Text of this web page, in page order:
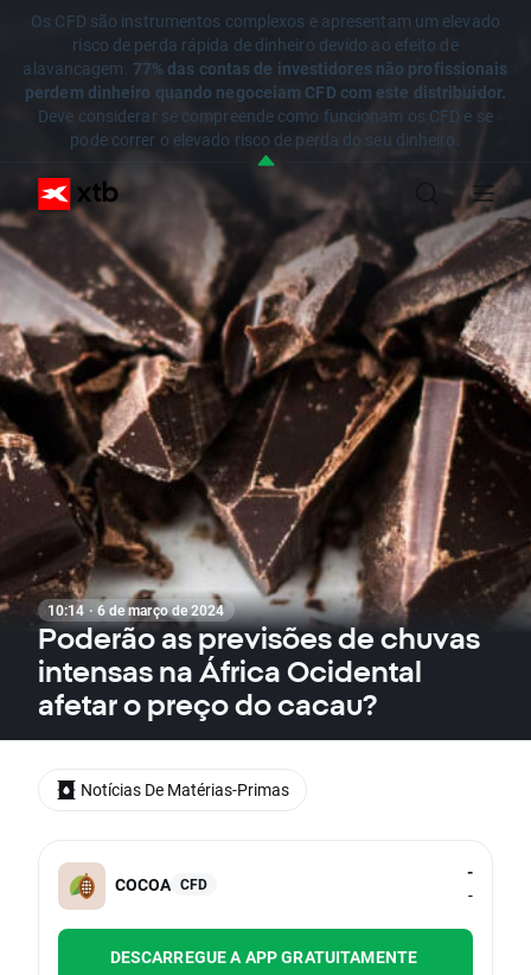
Os CFD são instrumentos complexos e apresentam um elevado
risco de perda rápida de dinheiro devido ao efeito de
alavancagem. 77% das contas de investidores não profissionais
perdem dinheiro quando negoceiam CFD com este distribuidor.
Deve considerar se compreende como funcionam os CFD e se
pode correr o elevado risco de perda do seu dinheiro.
10:14 · 6 de março de 2024
Poderão as previsões de chuvas
intensas na África Ocidental
afetar o preço do cacau?
COCOA CFD
-
-
DESCARREGUE A APP GRATUITAMENTE
Notícias De Matérias-Primas